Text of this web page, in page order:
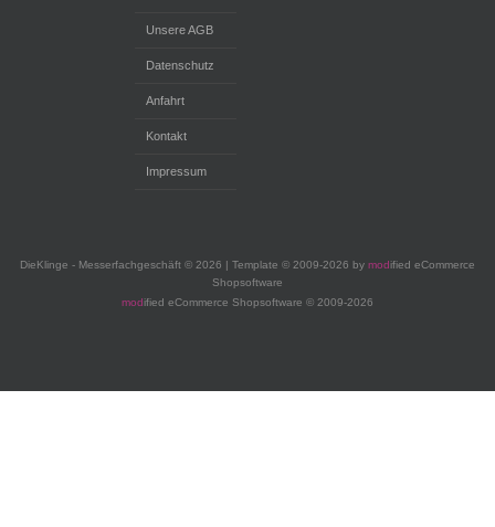
Unsere AGB
Datenschutz
Anfahrt
Kontakt
Impressum
DieKlinge - Messerfachgeschäft © 2026 | Template © 2009-2026 by modified eCommerce
Shopsoftware
modified eCommerce Shopsoftware © 2009-2026